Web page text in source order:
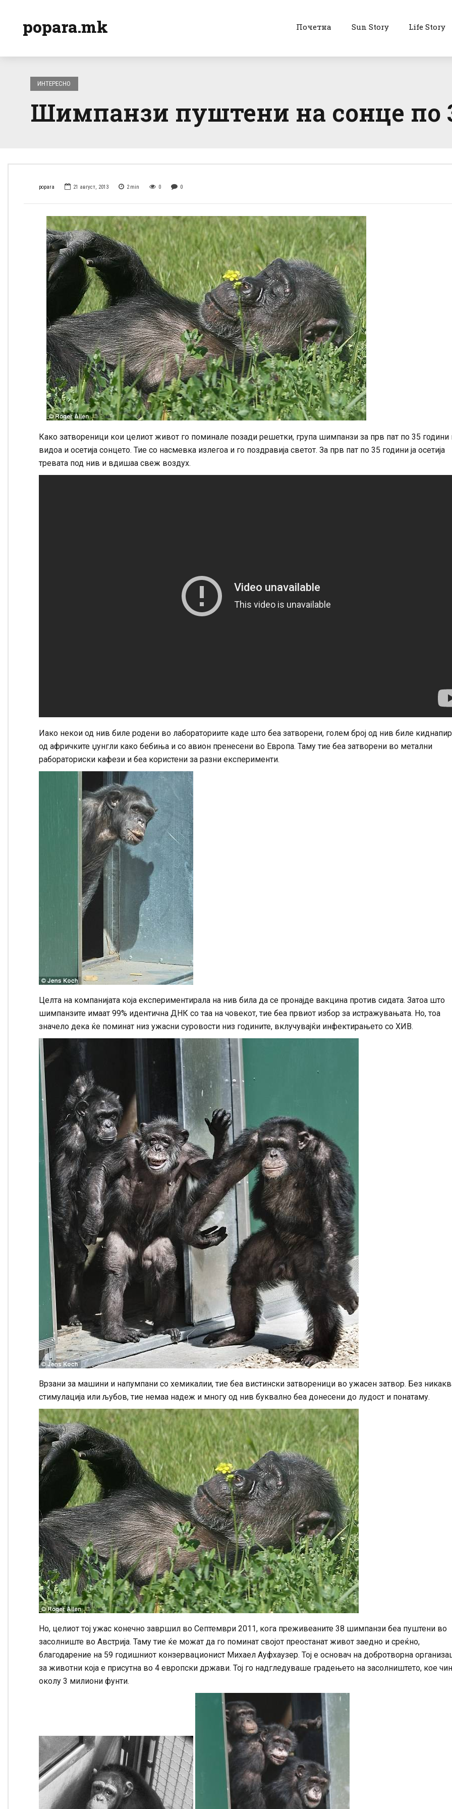
popara.mk Почетна Sun Story Life Story
ИНТЕРЕСНО
Шимпанзи пуштени на сонце по
popara 21 август, 2013 2 min 0 0
Како затвореници кои целиот живот го поминале позади решетки, група шимпанзи за прв пат по 35 години
видоа и осетија сонцето. Тие со насмевка излегоа и го поздравија светот. За прв пат по 35 години ја осетија
тревата под нив и вдишаа свеж воздух.
Иако некои од нив биле родени во лабораториите каде што беа затворени, голем број од нив биле
од афричките џунгли како бебиња и со авион пренесени во Европа. Таму тие беа затворени во метални
рабораториски кафези и беа користени за разни експерименти.
Целта на компанијата која експериментирала на нив била да се пронајде вакцина против сидата. Затоа што
шимпанзите имаат 99% идентична ДНК со таа на човекот, тие беа првиот избор за истражувањата. Но, тоа
значело дека ќе поминат низ ужасни суровости низ годините, вклучувајќи инфектирањето со ХИВ.
Врзани за машини и напумпани со хемикалии, тие беа вистински затвореници во ужасен затвор. Без
стимулација или љубов, тие немаа надеж и многу од нив буквално беа донесени до лудост и понатаму.
Но, целиот тој ужас конечно завршил во Септември 2011, кога преживеаните 38 шимпанзи беа пуштени во
засолниште во Австрија. Таму тие ќе можат да го поминат својот преостанат живот заедно и среќно,
благодарение на 59 годишниот конзервационист Михаел Ауфхаузер. Тој е основач на добротворна
за животни која е присутна во 4 европски држави. Тој го надгледуваше градењето на засолништето, кое
околу 3 милиони фунти.